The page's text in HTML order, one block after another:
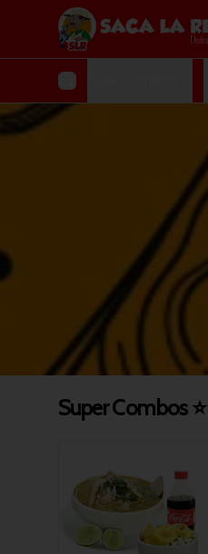
Super Combos ⭐